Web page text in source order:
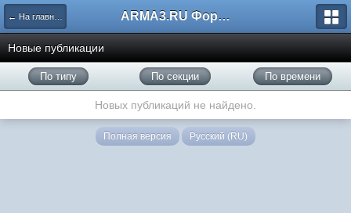
← На главную ARMA3.RU Форум
Новые публикации
По типу По секции По времени
Новых публикаций не найдено.
Полная версия Русский (RU)